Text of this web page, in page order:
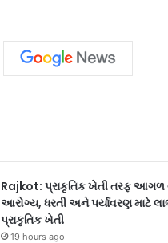
Rajkot: પ્રાકૃતિક ખેતી તરફ આગળ
આરોગ્ય, ધરતી અને પર્યાવરણ માટે
પ્રાકૃતિક ખેતી
19 hours ago